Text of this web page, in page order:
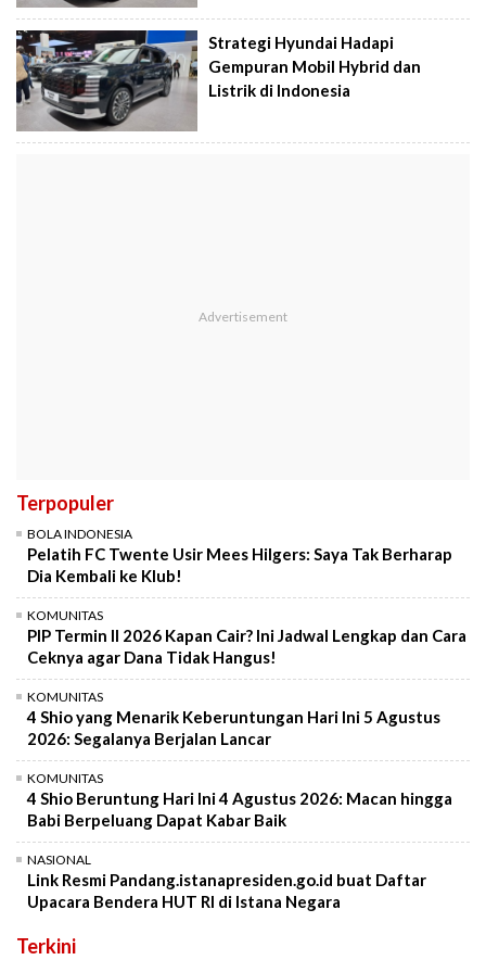
Strategi Hyundai Hadapi
Gempuran Mobil Hybrid dan
Listrik di Indonesia
Terpopuler
BOLA INDONESIA
Pelatih FC Twente Usir Mees Hilgers: Saya Tak Berharap
Dia Kembali ke Klub!
KOMUNITAS
PIP Termin II 2026 Kapan Cair? Ini Jadwal Lengkap dan Cara
Ceknya agar Dana Tidak Hangus!
KOMUNITAS
4 Shio yang Menarik Keberuntungan Hari Ini 5 Agustus
2026: Segalanya Berjalan Lancar
KOMUNITAS
4 Shio Beruntung Hari Ini 4 Agustus 2026: Macan hingga
Babi Berpeluang Dapat Kabar Baik
NASIONAL
Link Resmi Pandang.istanapresiden.go.id buat Daftar
Upacara Bendera HUT RI di Istana Negara
Terkini